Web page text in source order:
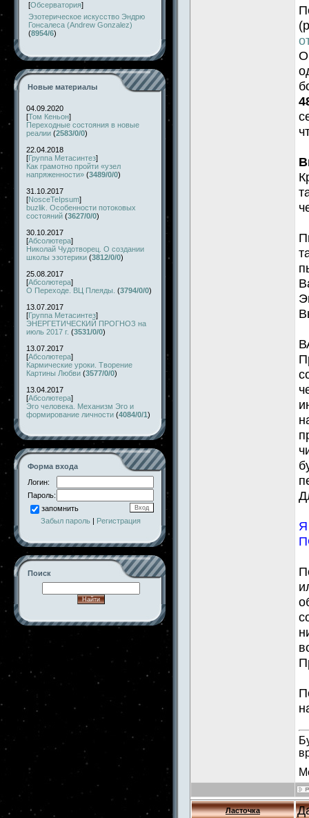
[Обсерватория]
Эзотерическое искусство Эндрю
Гонсалеса (Andrew Gonzalez)
(8954/6)
Новые материалы
04.09.2020
[Том Кеньон]
Переходные состояния в новые
реалии (2583/0/0)
22.04.2018
[Группа Метасинтез]
Как грамотно пройти «узел
напряженности» (3489/0/0)
31.10.2017
[NosceTeIpsum]
buzlik. Особенности потоковых
состояний (3627/0/0)
30.10.2017
[Абсолютера]
Николай Чудотворец. О создании
школы эзотерики (3812/0/0)
25.08.2017
[Абсолютера]
О Переходе. ВЦ Плеяды. (3794/0/0)
13.07.2017
[Группа Метасинтез]
ЭНЕРГЕТИЧЕСКИЙ ПРОГНОЗ на
июль 2017 г. (3531/0/0)
13.07.2017
[Абсолютера]
Кармические уроки. Творение
Картины Любви (3577/0/0)
13.04.2017
[Абсолютера]
Эго человека. Механизм Эго и
формирование личности (4084/0/1)
Форма входа
Логин:
Пароль:
запомнить
Забыл пароль | Регистрация
Поиск
Я
Ласточка